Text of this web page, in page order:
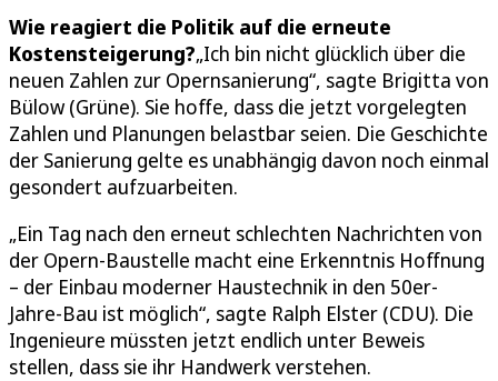
Wie reagiert die Politik auf die erneute
Kostensteigerung?„Ich bin nicht glücklich über die
neuen Zahlen zur Opernsanierung“, sagte Brigitta von
Bülow (Grüne). Sie hoffe, dass die jetzt vorgelegten
Zahlen und Planungen belastbar seien. Die Geschichte
der Sanierung gelte es unabhängig davon noch einmal
gesondert aufzuarbeiten.
„Ein Tag nach den erneut schlechten Nachrichten von
der Opern-Baustelle macht eine Erkenntnis Hoffnung
– der Einbau moderner Haustechnik in den 50er-
Jahre-Bau ist möglich“, sagte Ralph Elster (CDU). Die
Ingenieure müssten jetzt endlich unter Beweis
stellen, dass sie ihr Handwerk verstehen.